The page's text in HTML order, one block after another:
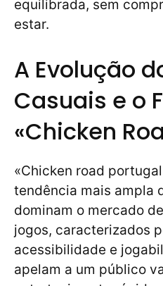
equilibrada, sem
estar.
A Evolução
Casuais e o
«Chicken
«Chicken road
tendência mais ampla
dominam o mercado
jogos, caracterizados
acessibilidade e
apelam a um público